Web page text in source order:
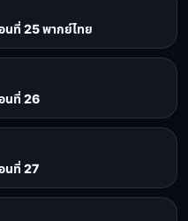
นที่ 25 พากย์ไทย
นที่ 26
นที่ 27